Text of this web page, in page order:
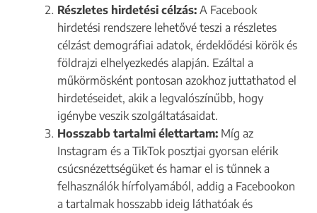
Részletes hirdetési célzás: A Facebook
hirdetési rendszere lehetővé teszi a részletes
célzást demográfiai adatok, érdeklődési körök és
földrajzi elhelyezkedés alapján. Ezáltal a
műkörmösként pontosan azokhoz juttathatod el
hirdetéseidet, akik a legvalószínűbb, hogy
igénybe veszik szolgáltatásaidat.
Hosszabb tartalmi élettartam: Míg az
Instagram és a TikTok posztjai gyorsan elérik
csúcsnézettségüket és hamar el is tűnnek a
felhasználók hírfolyamából, addig a Facebookon
a tartalmak hosszabb ideig láthatóak és